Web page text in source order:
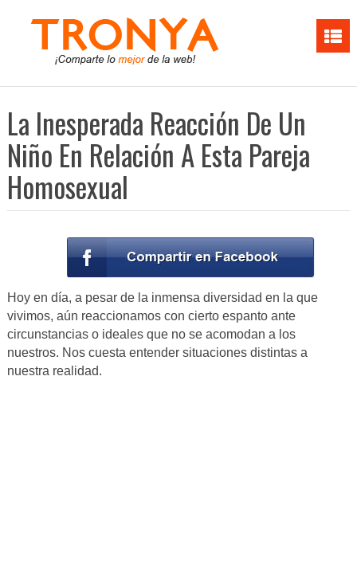
La Inesperada Reacción De Un
Niño En Relación A Esta Pareja
Homosexual
Hoy en día, a pesar de la inmensa diversidad en la que
vivimos, aún reaccionamos con cierto espanto ante
circunstancias o ideales que no se acomodan a los
nuestros. Nos cuesta entender situaciones distintas a
nuestra realidad.